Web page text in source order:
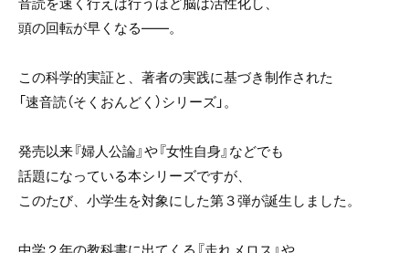
頭の回転が早くなる――。
この科学的実証と、著者の実践に基づき制作された
「速音読（そくおんどく）シリーズ」。
発売以来『婦人公論』や『女性自身』などでも
話題になっている本シリーズですが、
このたび、小学生を対象にした第３弾が誕生しました。